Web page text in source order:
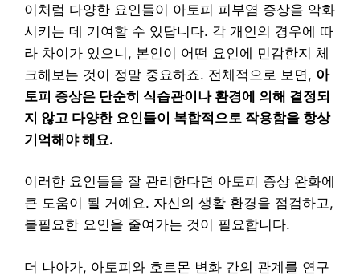
이처럼 다양한 요인들이 아토피 피부염 증상을 악화
시키는 데 기여할 수 있답니다. 각 개인의 경우에 따
라 차이가 있으니, 본인이 어떤 요인에 민감한지 체
크해보는 것이 정말 중요하죠. 전체적으로 보면, 아
토피 증상은 단순히 식습관이나 환경에 의해 결정되
지 않고 다양한 요인들이 복합적으로 작용함을 항상
기억해야 해요.
이러한 요인들을 잘 관리한다면 아토피 증상 완화에
큰 도움이 될 거예요. 자신의 생활 환경을 점검하고,
불필요한 요인을 줄여가는 것이 필요합니다.
더 나아가, 아토피와 호르몬 변화 간의 관계를 연구